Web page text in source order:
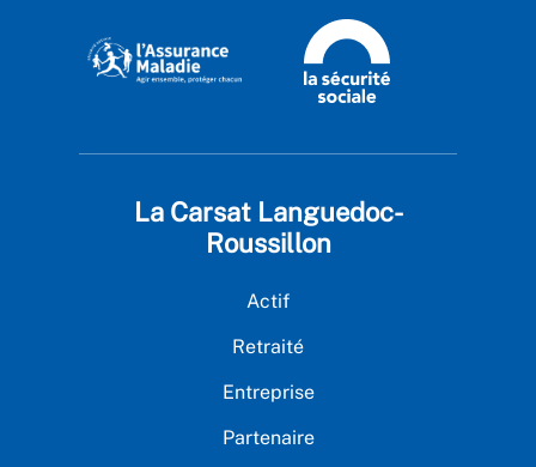
La Carsat Languedoc-
Roussillon
Actif
Retraité
Entreprise
Partenaire